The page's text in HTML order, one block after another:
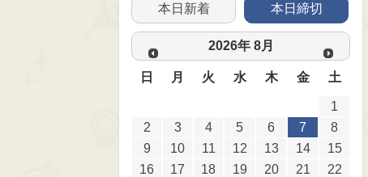
本日新着 本日締切
2026年 8月
日 月 火 水 木 金 土
1
2
3 4 5 6 7
8
9
10 11 12 13 14
15
16
17 18 19 20 21
22